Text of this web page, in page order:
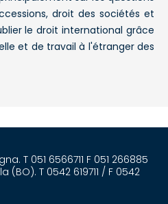
droit des sociétés et
le droit international grâce
et de travail à l'étranger des
T 051 6566711 F 051 266885
T 0542 619711 / F 0542